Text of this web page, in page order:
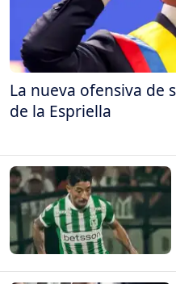
La nueva ofensiva de
de la Espriella